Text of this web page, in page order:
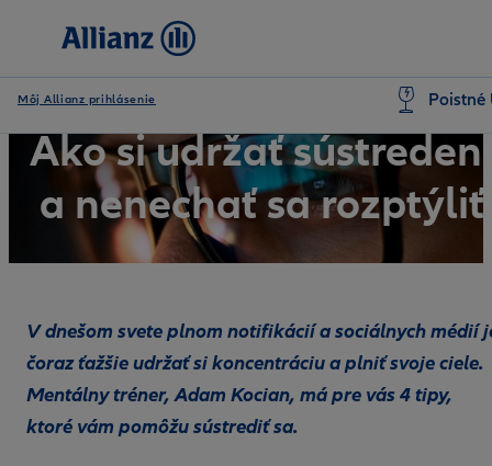
Môj Allianz prihlásenie Poistné
Ako si udržať
a nenechať sa
V dnešom svete plnom notifikácií a sociálnych médií
čoraz ťažšie udržať si koncentráciu a plniť svoje ciele.
Mentálny tréner, Adam Kocian, má pre vás 4 tipy,
ktoré vám pomôžu sústrediť sa.